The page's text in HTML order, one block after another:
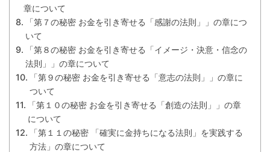
章について
「第７の秘密 お金を引き寄せる「感謝の法則」」の章につ
いて
「第８の秘密 お金を引き寄せる「イメージ・決意・信念の
法則」」の章について
「第９の秘密 お金を引き寄せる「意志の法則」」の章に
ついて
「第１０の秘密 お金を引き寄せる「創造の法則」」の章
について
「第１１の秘密 「確実に金持ちになる法則」を実践する
方法」の章について